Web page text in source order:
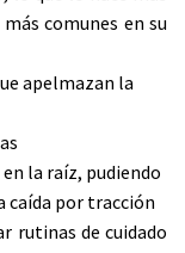
comunes en su
apelmazan la
la raíz, pudiendo
caída por tracción
rutinas de cuidado